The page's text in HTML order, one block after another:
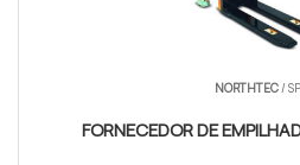
NORTHTEC/ SP
FORNECEDOR DE